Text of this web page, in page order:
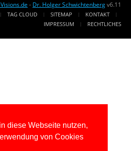
diese Webseite nutzen,
von Cookies
- Dr. Holger Schwichtenbergv6.11
TAG CLOUD SITEMAP
KONTAKT
IMPRESSUM
RECHTLICHES